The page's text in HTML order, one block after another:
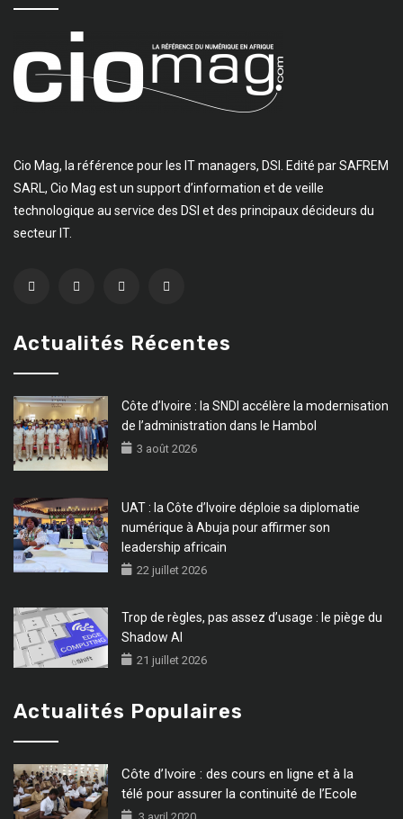
Cio Mag, la référence pour les IT managers, DSI. Edité par SAFREM
SARL, Cio Mag est un support d’information et de veille
technologique au service des DSI et des principaux décideurs du
secteur IT.
Actualités Récentes
Côte d’Ivoire : la SNDI accélère la modernisation
de l’administration dans le Hambol
3 août 2026
UAT : la Côte d’Ivoire déploie sa diplomatie
numérique à Abuja pour affirmer son
leadership africain
22 juillet 2026
Trop de règles, pas assez d’usage : le piège du
Shadow AI
21 juillet 2026
Actualités Populaires
Côte d’Ivoire : des cours en ligne et à la
télé pour assurer la continuité de l’Ecole